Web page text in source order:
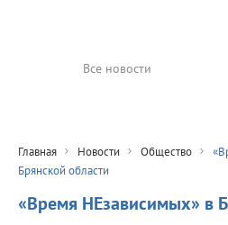
Все новости
Главная Новости Общество
Брянской области
«Время НЕзависимых» в